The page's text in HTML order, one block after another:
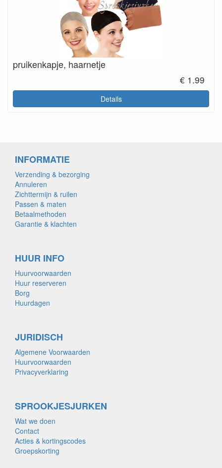
pruikenkapje, haarnetje
€ 1.99
Details
INFORMATIE
Verzending & bezorging
Annuleren
Zichttermijn & ruilen
Passen & maten
Betaalmethoden
Garantie & klachten
HUUR INFO
Huurvoorwaarden
Huur reserveren
Borg
Huurdagen
JURIDISCH
Algemene Voorwaarden
Huurvoorwaarden
Privacyverklaring
SPROOKJESJURKEN
Wat we doen
Contact
Acties & kortingscodes
Groepskorting